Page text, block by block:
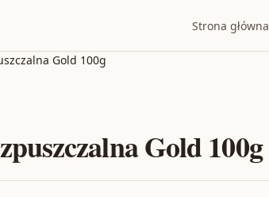
Strona główna
Gold 100g
Gold 100g